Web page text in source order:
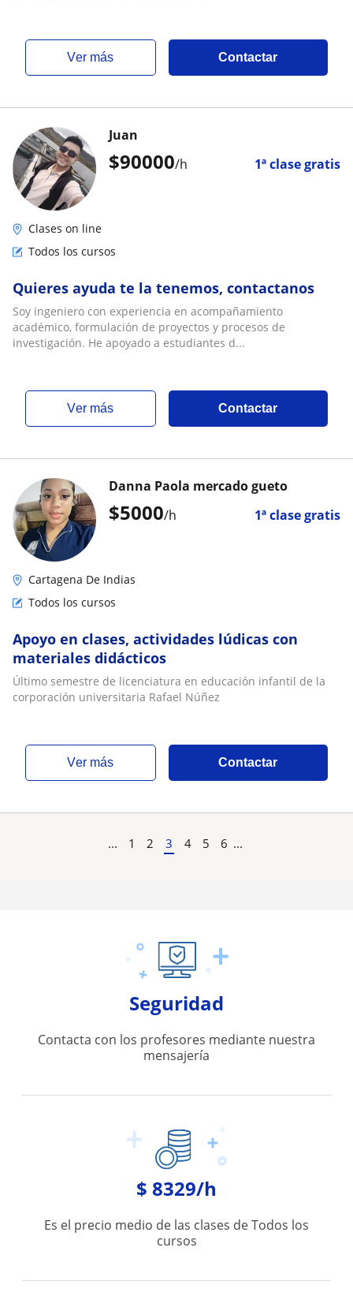
ver más Contactar
$90000/h 1ª clase gratis
Juan
Clases on line
Todos los cursos
Quieres ayuda te la tenemos, contactanos
Soy ingeniero con experiencia en acompañamiento
académico, formulación de proyectos y procesos de
investigación. He apoyado a estudiantes d...
ver más Contactar
$5000/h 1ª clase gratis
Danna Paola mercado gueto
Cartagena De Indias
Todos los cursos
Apoyo en clases, actividades lúdicas con
materiales didácticos
Último semestre de licenciatura en educación infantil de la
corporación universitaria Rafael Núñez
ver más Contactar
... 1 2 3 4 5 6 ...
Seguridad
Contacta con los profesores mediante nuestra
mensajería
$ 8329/h
Es el precio medio de las clases de Todos los
cursos